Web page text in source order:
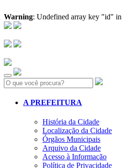
Warning: Undefined array key "id" in
Search:
A PREFEITURA
História da Cidade
Localização da Cidade
Órgãos Municipais
Arquivo da Cidade
Acesso à Informação
Política de Privacidade